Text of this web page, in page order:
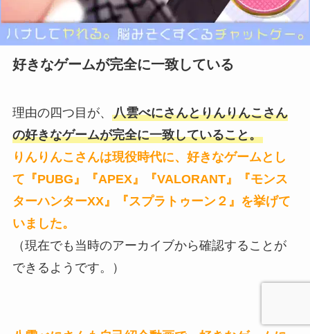
好きなゲームが完全に一致している
理由の四つ目が、 八雲べにさんとりんりんこさん
の好きなゲームが完全に一致していること。
りんりんこさんは現役時代に、好きなゲームとし
て『PUBG』『APEX』『VALORANT』『モンス
ターハンターXX』『スプラトゥーン２』を挙げて
いました。
（現在でも当時のアーカイブから確認することが
できるようです。）